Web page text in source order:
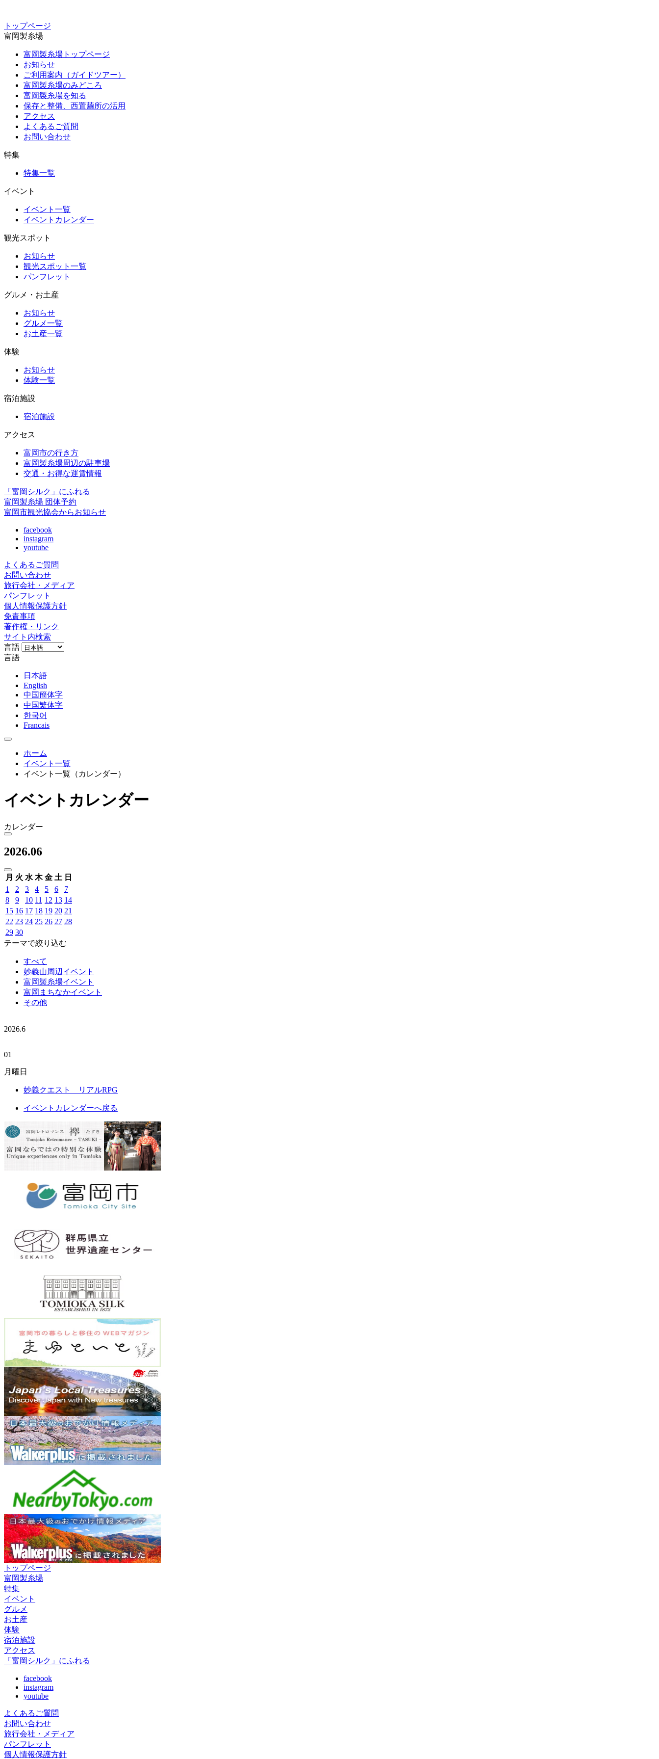
トップページ
富岡製糸場
富岡製糸場トップページ
お知らせ
ご利用案内（ガイドツアー）
富岡製糸場のみどころ
富岡製糸場を知る
保存と整備、西置繭所の活用
アクセス
よくあるご質問
お問い合わせ
特集
特集一覧
イベント
イベント一覧
イベントカレンダー
観光スポット
お知らせ
観光スポット一覧
パンフレット
グルメ・お土産
お知らせ
グルメ一覧
お土産一覧
体験
お知らせ
体験一覧
宿泊施設
宿泊施設
アクセス
富岡市の行き方
富岡製糸場周辺の駐車場
交通・お得な運賃情報
「富岡シルク」にふれる
富岡製糸場 団体予約
富岡市観光協会からお知らせ
facebook
instagram
youtube
よくあるご質問
お問い合わせ
旅行会社・メディア
パンフレット
個人情報保護方針
免責事項
著作権・リンク
サイト内検索
言語
言語
日本語
English
中国簡体字
中国繁体字
한국어
Francais
ホーム
イベント一覧
イベント一覧（カレンダー）
イベントカレンダー
カレンダー
2026.06
月 火 水 木 金 土 日
1
2 3 4 5 6
7
8
9 10 11 12 13 14
15 16 17 18 19 20 21
22 23 24 25 26 27 28
29 30
テーマで絞り込む
すべて
妙義山周辺イベント
富岡製糸場イベント
富岡まちなかイベント
その他
2026.6
01
月曜日
妙義クエスト リアルRPG
イベントカレンダーへ戻る
トップページ
富岡製糸場
特集
イベント
グルメ
お土産
体験
宿泊施設
アクセス
「富岡シルク」にふれる
facebook
instagram
youtube
よくあるご質問
お問い合わせ
旅行会社・メディア
パンフレット
個人情報保護方針